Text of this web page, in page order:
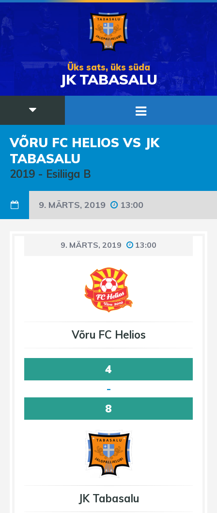
Üks sats, üks süda
JK TABASALU
VÕRU FC HELIOS VS JK
TABASALU
2019 - Esiliiga B
9. MÄRTS, 2019 13:00
9. MÄRTS, 2019 13:00
Võru FC Helios
4
-
8
JK Tabasalu